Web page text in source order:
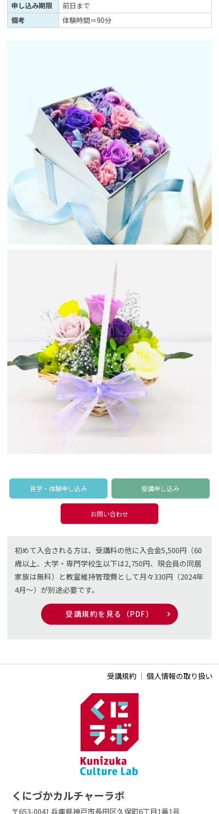
申し込み期限
前日まで
備考
体験時間＝90分
見学・体験申し込み 受講申し込み
お問い合わせ
初めて入会される方は、受講料の他に入会金5,500円（60
歳以上、大学・専門学校生以下は2,750円、現会員の同居
家族は無料）と教室維持管理費として月々330円（2024年
4月〜）が別途必要です。
受講規約を見る（PDF）
受講規約｜ 個人情報の取り扱い
くにづかカルチャーラボ
〒653-0041 兵庫県神戸市長田区久保町6丁目1番1号